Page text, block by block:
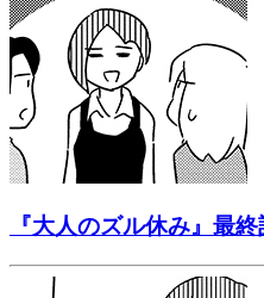
『大人のズル休み』最